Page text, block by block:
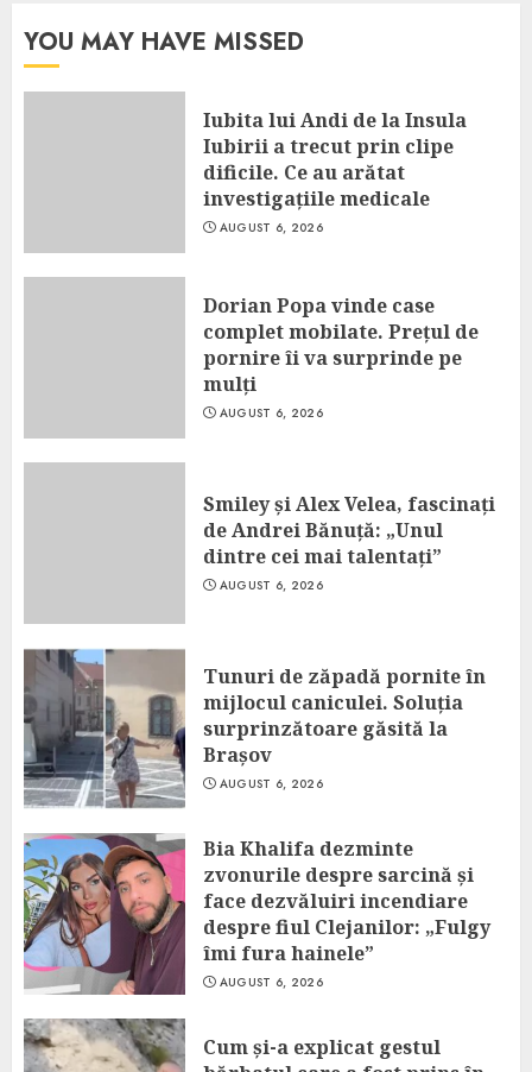
YOU MAY HAVE MISSED
Iubita lui Andi de la Insula
Iubirii a trecut prin clipe
dificile. Ce au arătat
investigațiile medicale
AUGUST 6, 2026
Dorian Popa vinde case
complet mobilate. Prețul de
pornire îi va surprinde pe
mulți
AUGUST 6, 2026
Smiley și Alex Velea, fascinați
de Andrei Bănuță: „Unul
dintre cei mai talentați”
AUGUST 6, 2026
Tunuri de zăpadă pornite în
mijlocul caniculei. Soluția
surprinzătoare găsită la
Brașov
AUGUST 6, 2026
Bia Khalifa dezminte
zvonurile despre sarcină și
face dezvăluiri incendiare
despre fiul Clejanilor: „Fulgy
îmi fura hainele”
AUGUST 6, 2026
Cum și-a explicat gestul